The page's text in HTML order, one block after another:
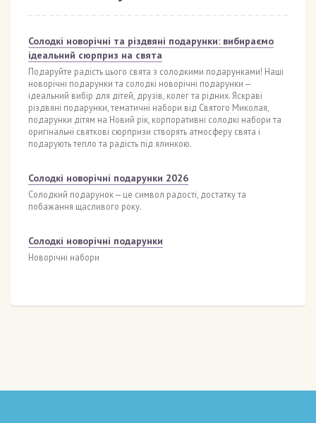
Солодкі новорічні та різдвяні подарунки: вибираємо
ідеальний сюрприз на свята
Подаруйте радість цього свята з солодкими подарунками! Наші
новорічні подарунки та солодкі новорічні подарунки —
ідеальний вибір для дітей, друзів, колег та рідних. Яскраві
різдвяні подарунки, тематичні набори від Святого Миколая,
подарунки дітям на Новий рік, корпоративні солодкі набори та
оригінальні святкові сюрпризи створять атмосферу свята і
подарують тепло та радість під ялинкою.
Солодкі новорічні подарунки 2026
Солодкий подарунок — це символ радості, достатку та
побажання щасливого року.
Солодкі новорічні подарунки
Новорічні набори